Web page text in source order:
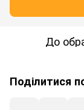
До
Поділитися